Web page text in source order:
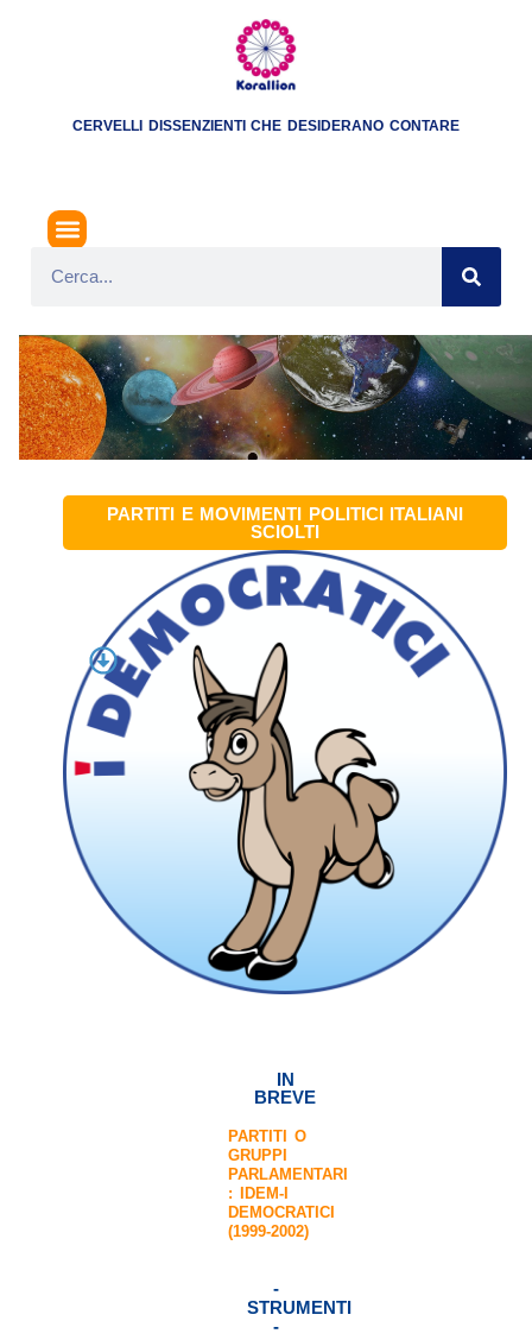
CERVELLI DISSENZIENTI CHE DESIDERANO CONTARE
PARTITI E MOVIMENTI POLITICI ITALIANI
SCIOLTI
IN
BREVE
PARTITI O
GRUPPI
PARLAMENTARI
:
IDEM-I
DEMOCRATICI
(1999-2002)
-
STRUMENTI
-